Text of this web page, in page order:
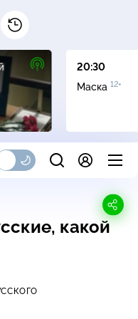
16+
20:30
Маска 12+
какой